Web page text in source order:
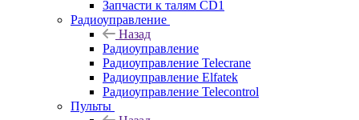
Запчасти к талям CD1
Радиоуправление
Назад
Радиоуправление
Радиоуправление Telecrane
Радиоуправление Elfatek
Радиоуправление Telecontrol
Пульты